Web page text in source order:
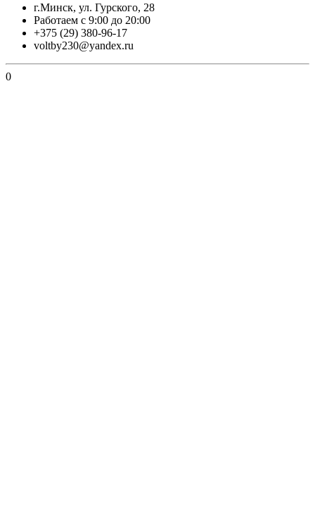
г.Минск, ул. Гурского, 28
Работаем с 9:00 до 20:00
+375 (29) 380-96-17
voltby230@yandex.ru
0